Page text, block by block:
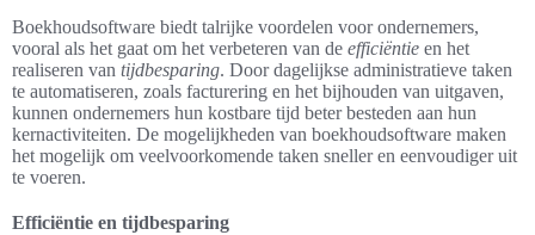
Boekhoudsoftware biedt talrijke voordelen voor ondernemers,
vooral als het gaat om het verbeteren van de efficiëntie en het
realiseren van tijdbesparing. Door dagelijkse administratieve taken
te automatiseren, zoals facturering en het bijhouden van uitgaven,
kunnen ondernemers hun kostbare tijd beter besteden aan hun
kernactiviteiten. De mogelijkheden van boekhoudsoftware maken
het mogelijk om veelvoorkomende taken sneller en eenvoudiger uit
te voeren.
Efficiëntie en tijdbesparing